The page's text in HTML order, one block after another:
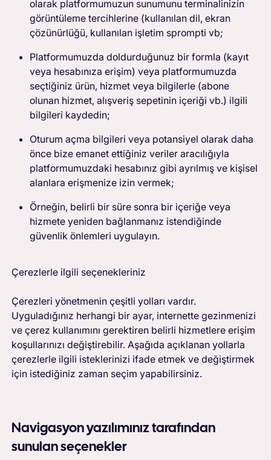
olarak platformumuzun sunumunu terminalinizin
görüntüleme tercihlerine (kullanılan dil, ekran
çözünürlüğü, kullanılan işletim sprompti vb;
Platformumuzda doldurduğunuz bir formla (kayıt
veya hesabınıza erişim) veya platformumuzda
seçtiğiniz ürün, hizmet veya bilgilerle (abone
olunan hizmet, alışveriş sepetinin içeriği vb.) ilgili
bilgileri kaydedin;
Oturum açma bilgileri veya potansiyel olarak daha
önce bize emanet ettiğiniz veriler aracılığıyla
platformumuzdaki hesabınız gibi ayrılmış ve kişisel
alanlara erişmenize izin vermek;
Örneğin, belirli bir süre sonra bir içeriğe veya
hizmete yeniden bağlanmanız istendiğinde
güvenlik önlemleri uygulayın.
Çerezlerle ilgili seçenekleriniz
Çerezleri yönetmenin çeşitli yolları vardır.
Uyguladığınız herhangi bir ayar, internette gezinmenizi
ve çerez kullanımını gerektiren belirli hizmetlere erişim
koşullarınızı değiştirebilir. Aşağıda açıklanan yollarla
çerezlerle ilgili isteklerinizi ifade etmek ve değiştirmek
için istediğiniz zaman seçim yapabilirsiniz.
Navigasyon yazılımınız tarafından
sunulan seçenekler